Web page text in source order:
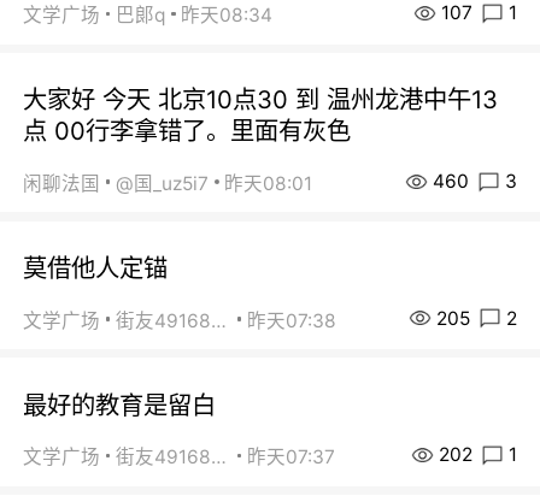
文学广场 巴郞q 昨天08:34 107 1
大家好 今天 北京10点30 到 温州龙港中午13
点 00行李拿错了。里面有灰色
闲聊法国 @国_uz5i7 昨天08:01 460 3
莫借他人定锚
文学广场 街友49168527 昨天07:38 205 2
最好的教育是留白
文学广场 街友49168527 昨天07:37 202 1